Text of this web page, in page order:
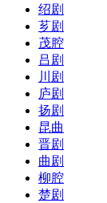
绍剧
芗剧
茂腔
吕剧
川剧
庐剧
扬剧
昆曲
晋剧
曲剧
柳腔
楚剧